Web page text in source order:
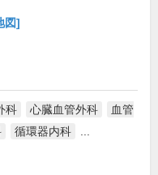
図]
科 心臓血管外科
血管
循環器内科